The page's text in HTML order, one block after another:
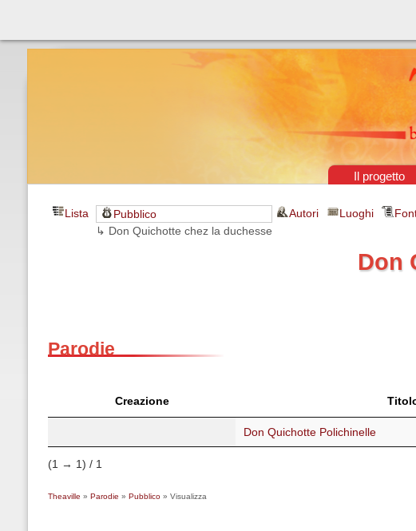
Théâtre & vaudevilles
Il progetto
Lista
Pubblico
↳ Don Quichotte chez la duchesse
Autori Luoghi
Don
Parodie
Creazione
Don Quichotte Polichinelle
(1 → 1) / 1
Theaville »Parodie »Pubblico » Visualizza